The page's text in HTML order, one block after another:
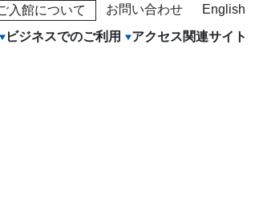
入館について お問い合わせ
English
ビジネスでのご利用 アクセス関連サイト